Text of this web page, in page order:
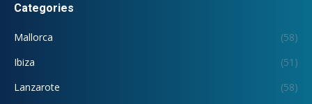
Categories
Mallorca
(58)
Ibiza
(51)
Lanzarote
(58)